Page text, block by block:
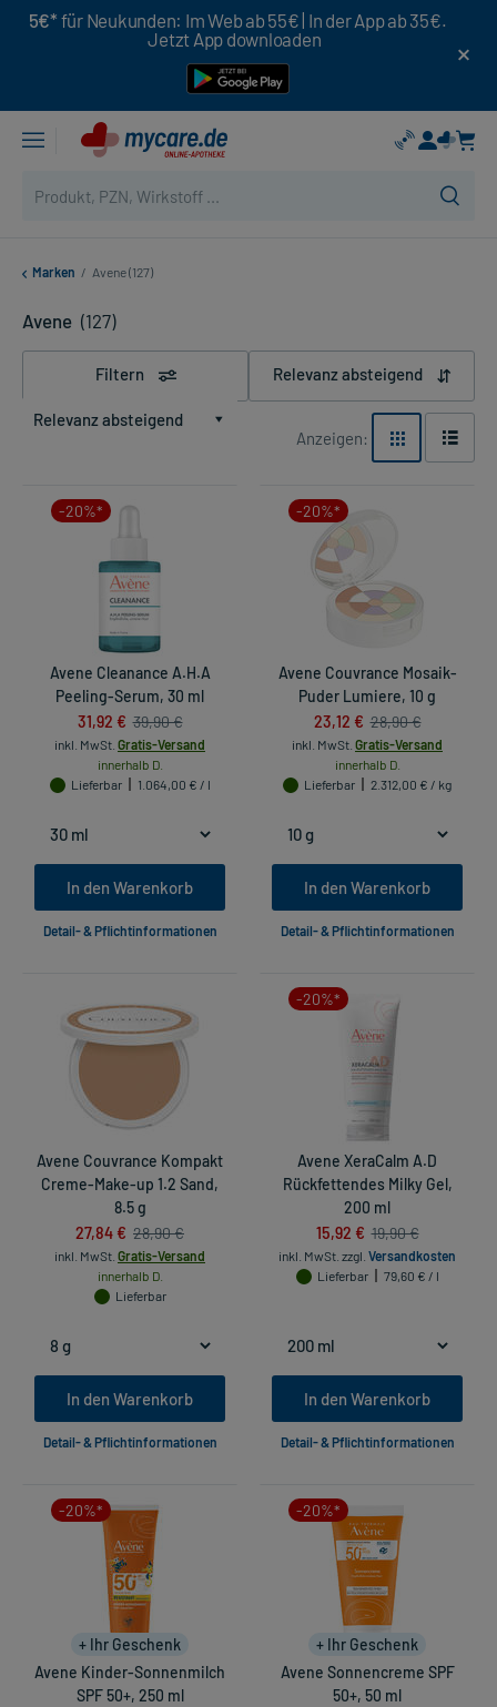
5€* für Neukunden: Im Web ab 55€ | In der App ab 35€.
Jetzt App downloaden
Marken / Avene (127)
Avene (127)
Filtern Relevanz absteigend
Relevanz absteigend
Anzeigen:
-20%*
Avene Cleanance A.H.A
Peeling-Serum, 30 ml
31,92 € 39,90 €
inkl. MwSt. Gratis-Versand
innerhalb D.
Lieferbar
1.064,00 € / l
In den Warenkorb
Detail- & Pflichtinformationen
-20%*
Avene Couvrance Mosaik-
Puder Lumiere, 10 g
23,12 € 28,90 €
inkl. MwSt. Gratis-Versand
innerhalb D.
Lieferbar
2.312,00 € / kg
In den Warenkorb
Detail- & Pflichtinformationen
Avene Couvrance Kompakt
Creme-Make-up 1.2 Sand,
8.5 g
27,84 € 28,90 €
inkl. MwSt. Gratis-Versand
innerhalb D.
Lieferbar
In den Warenkorb
Detail- & Pflichtinformationen
-20%*
Avene XeraCalm A.D
Rückfettendes Milky Gel,
200 ml
15,92 € 19,90 €
inkl. MwSt. zzgl. Versandkosten
Lieferbar
79,60 € / l
In den Warenkorb
Detail- & Pflichtinformationen
-20%*
+ Ihr Geschenk
Avene Kinder-Sonnenmilch
SPF 50+, 250 ml
-20%*
+ Ihr Geschenk
Avene Sonnencreme SPF
50+, 50 ml